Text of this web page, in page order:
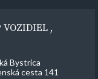
VOZIDIEL ,
Bystrica
cesta 141